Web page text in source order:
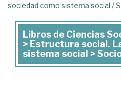
sociedad como sistema social /
Libros
de
Ciencias
Libros de Ciencias
> Estructura social.
sistema social >